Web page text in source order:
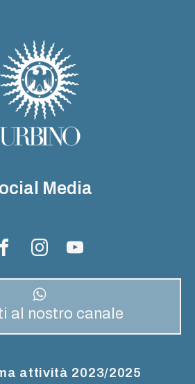
Media
al nostro canale
attività 2023/2025